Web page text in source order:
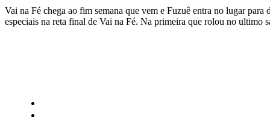
Vai na Fé chega ao fim semana que vem e Fuzuê entra no lugar
especiais na reta final de Vai na Fé. Na primeira que rolou no